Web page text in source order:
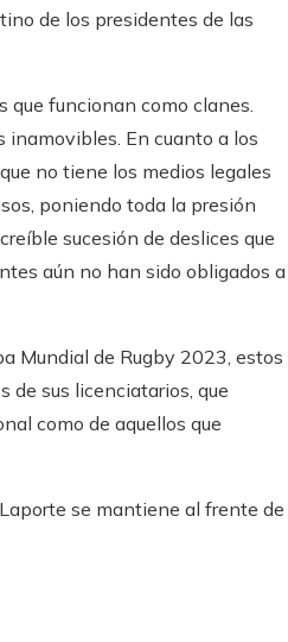
de los presidentes de las
funcionan como clanes.
inamovibles. En cuanto a los
no tiene los medios legales
poniendo toda la presión
sucesión de deslices que
aún no han sido obligados a
Mundial de Rugby 2023, estos
de sus licenciatarios, que
como de aquellos que
se mantiene al frente de